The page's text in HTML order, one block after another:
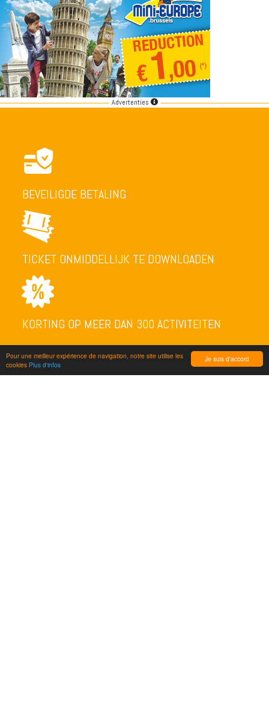
Je suis d'accord
Pour une meilleur expérience de navigation, notre site utilise les
cookies Plus d'infos
Advertenties
BEVEILIGDE BETALING
TICKET ONMIDDELLIJK TE DOWNLOADEN
KORTING OP MEER DAN 300 ACTIVITEITEN